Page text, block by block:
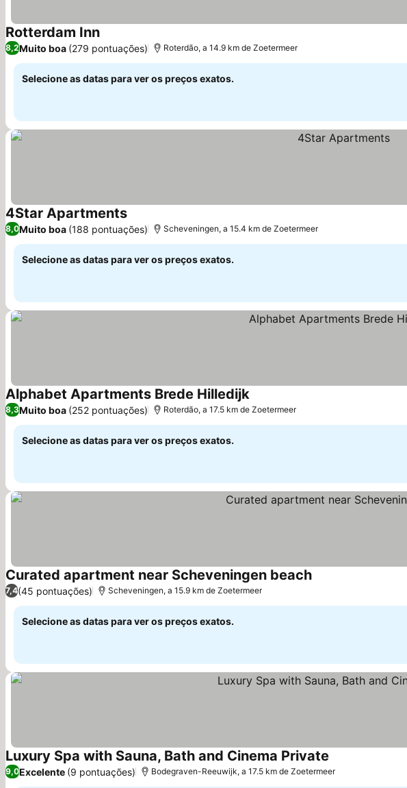
Rotterdam Inn
8,2Muito boa (279 pontuações) Roterdão, a 14.9 km de Zoetermeer
Selecione as datas para ver os preços exatos.
4Star Apartments
8,0Muito boa (188 pontuações) Scheveningen, a 15.4 km de Zoetermeer
Selecione as datas para ver os preços exatos.
Alphabet Apartments Brede Hilledijk
8,3Muito boa (252 pontuações) Roterdão, a 17.5 km de Zoetermeer
Selecione as datas para ver os preços exatos.
Curated apartment near Scheveningen beach
7,4(45 pontuações) Scheveningen, a 15.9 km de Zoetermeer
Selecione as datas para ver os preços exatos.
Luxury Spa with Sauna, Bath and Cinema Private
9,0Excelente (9 pontuações) Bodegraven-Reeuwijk, a 17.5 km de Zoetermeer